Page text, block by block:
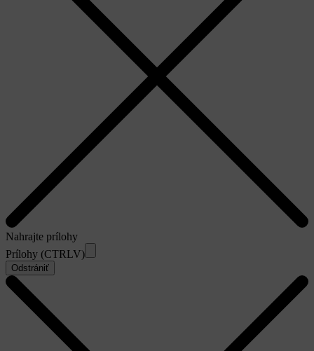
Nahrajte prílohy
Prílohy (CTRLV)
Odstrániť